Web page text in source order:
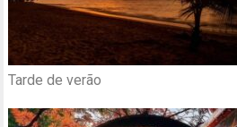
Tarde de verão